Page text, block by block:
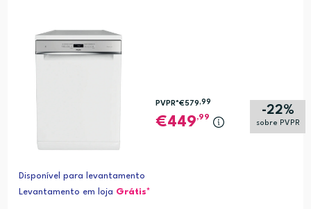
-22%
sobre PVPR
PVPR*€579 ,99
449,99
Disponível para levantamento
Levantamento em loja Grátis*